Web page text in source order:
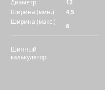
Диаметр
12
Ширина (мин.)
4,5
Ширина (макс.)
6
Шинный
калькулятор